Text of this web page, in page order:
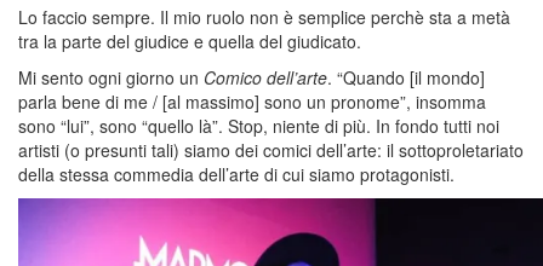
Lo faccio sempre. Il mio ruolo non è semplice perchè sta a metà
tra la parte del giudice e quella del giudicato.
Mi sento ogni giorno un Comico dell’arte. “Quando [il mondo]
parla bene di me / [al massimo] sono un pronome”, insomma
sono “lui”, sono “quello là”. Stop, niente di più. In fondo tutti noi
artisti (o presunti tali) siamo dei comici dell’arte: il sottoproletariato
della stessa commedia dell’arte di cui siamo protagonisti.